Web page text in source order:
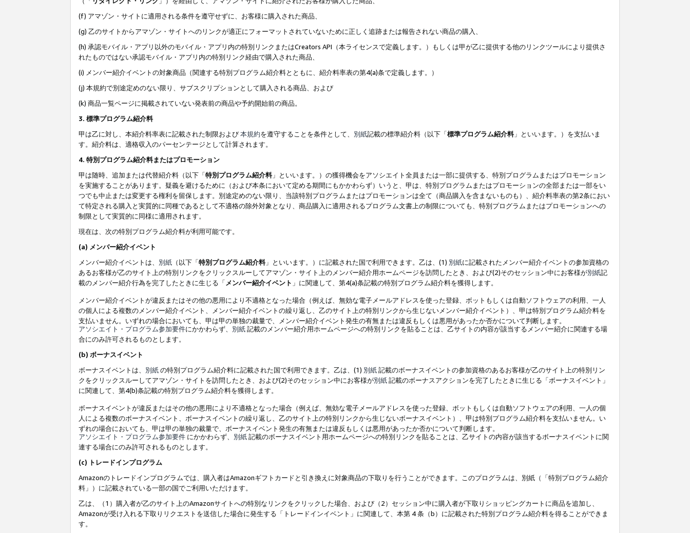
(f) アマゾン・サイトに適用される条件を遵守せずに、お客様に購入された商品、
(g) 乙のサイトからアマゾン・サイトへのリンクが適正にフォーマットされていないために正しく追跡または報告されない商品の購入、
(h) 承認モバイル・アプリ以外のモバイル・アプリ内の特別リンクまたはCreators API（本ライセンスで定義します。）もしくは甲が乙に提供する他のリンクツールにより提供さ
れたものではない承認モバイル・アプリ内の特別リンク経由で購入された商品、
(i) メンバー紹介イベントの対象商品（関連する特別プログラム紹介料とともに、紹介料率表の第4(a)条で定義します。）
(j) 本規約で別途定めのない限り、サブスクリプションとして購入される商品、および
(k) 商品一覧ページに掲載されていない発表前の商品や予約開始前の商品。
3. 標準プログラム紹介料
甲は乙に対し、本紹介料率表に記載された制限および本規約を遵守することを条件として、 別紙記載の標準紹介料（以下「標準プログラム紹介料」といいます。）を支払いま
す。紹介料は、適格収入のパーセンテージとして計算されます。
4. 特別プログラム紹介料またはプロモーション
甲は随時、追加または代替紹介料（以下「特別プログラム紹介料」といいます。）の獲得機会をアソシエイト全員または一部に提供する、特別プログラムまたはプロモーション
を実施することがあります。疑義を避けるために（および本条において定める期間にもかかわらず）いうと、甲は、特別プログラムまたはプロモーションの全部または一部をい
つでも中止または変更する権利を留保します。別途定めのない限り、当該特別プログラムまたはプロモーションは全て（商品購入を含まないものも）、紹介料率表の第2条におい
て特定される購入と実質的に同種であるとして不適格の除外対象となり、商品購入に適用されるプログラム文書上の制限についても、特別プログラムまたはプロモーションへの
制限として実質的に同様に適用されます。
現在は、次の特別プログラム紹介料が利用可能です。
(a) メンバー紹介イベント
メンバー紹介イベントは、 別紙 （以下「特別プログラム紹介料」といいます。）に記載された国で利用できます。乙は、(1) 別紙に記載されたメンバー紹介イベントの参加資格の
あるお客様が乙のサイト上の特別リンクをクリックスルーしてアマゾン・サイト上のメンバー紹介用ホームページを訪問したとき、および(2)そのセッション中にお客様が別紙記
載のメンバー紹介行為を完了したときに生じる「 メンバー紹介イベント 」に関連して、第4(a)条記載の特別プログラム紹介料を獲得します。
メンバー紹介イベントが違反またはその他の悪用により不適格となった場合（例えば、無効な電子メールアドレスを使った登録、ボットもしくは自動ソフトウェアの利用、一人
の個人による複数のメンバー紹介イベント、メンバー紹介イベントの繰り返し、乙のサイト上の特別リンクから生じないメンバー紹介イベント）、甲は特別プログラム紹介料を
支払いません。いずれの場合においても、甲は甲の単独の裁量で、メンバー紹介イベント発生の有無または違反もしくは悪用があったか否かについて判断します。
アソシエイト・プログラム参加要件にかかわらず、 別紙記載のメンバー紹介用ホームページへの特別リンクを貼ることは、乙サイトの内容が該当するメンバー紹介に関連する場
合にのみ許可されるものとします。
(b) ボーナスイベント
ボーナスイベントは、 別紙の特別プログラム紹介料に記載された国で利用できます。乙は、(1) 別紙記載のボーナスイベントの参加資格のあるお客様が乙のサイト上の特別リン
クをクリックスルーしてアマゾン・サイトを訪問したとき、および(2)そのセッション中にお客様が別紙記載のボーナスアクションを完了したときに生じる「ボーナスイベント」
に関連して、第4(b)条記載の特別プログラム紹介料を獲得します。
ボーナスイベントが違反またはその他の悪用により不適格となった場合（例えば、無効な電子メールアドレスを使った登録、ボットもしくは自動ソフトウェアの利用、一人の個
人による複数のボーナスイベント、ボーナスイベントの繰り返し、乙のサイト上の特別リンクから生じないボーナスイベント）、甲は特別プログラム紹介料を支払いません。い
ずれの場合においても、甲は甲の単独の裁量で、ボーナスイベント発生の有無または違反もしくは悪用があったか否かについて判断します。
アソシエイト・プログラム参加要件 にかかわらず、 別紙記載のボーナスイベント用ホームページへの特別リンクを貼ることは、乙サイトの内容が該当するボーナスイベントに関
連する場合にのみ許可されるものとします。
(c) トレードインプログラム
Amazonのトレードインプログラムでは、購入者はAmazonギフトカードと引き換えに対象商品の下取りを行うことができます。このプログラムは、別紙（「特別プログラム紹介
料」）に記載されている一部の国でご利用いただけます。
乙は、（1）購入者が乙のサイト上のAmazonサイトへの特別なリンクをクリックした場合、および（2）セッション中に購入者が下取りショッピングカートに商品を追加し、
Amazonが受け入れる下取りリクエストを送信した場合に発生する「トレードインイベント」に関連して、本第 4 条（b）に記載された特別プログラム紹介料を得ることができま
す。